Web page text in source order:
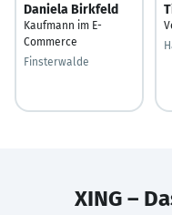
Daniela Birkfeld
Kaufmann im E-
Commerce
Finsterwalde
XING –